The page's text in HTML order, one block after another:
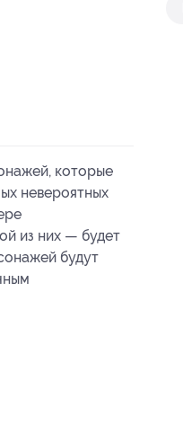
которые
невероятных
из них — будет
будут